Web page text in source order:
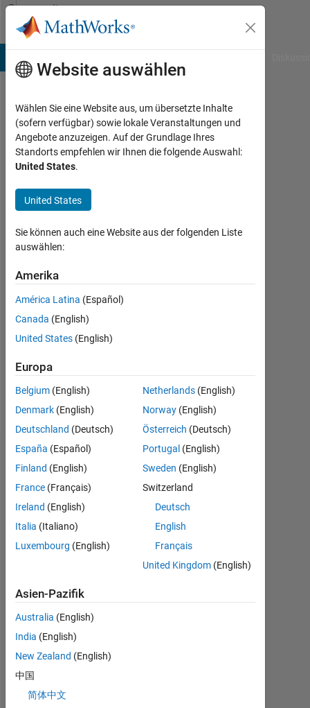
Weiter zum Inhalt
Community
Profile
Mohammed
Shariq
Ayjaz
Last
seen:
5
Jahre
Followers:
Following:
Follow
Dashboard
Feeds
Keine
Website auswählen
Wählen Sie eine Website aus, um übersetzte Inhalte
(sofern verfügbar) sowie lokale Veranstaltungen und
Angebote anzuzeigen. Auf der Grundlage Ihres
Standorts empfehlen wir Ihnen die folgende Auswahl:
United States.
United States
Sie können auch eine Website aus der folgenden Liste
auswählen:
Amerika
América Latina (Español)
Canada (English)
United States (English)
Europa
Belgium (English)
Denmark (English)
Deutschland (Deutsch)
España (Español)
Finland (English)
France (Français)
Ireland (English)
Italia (Italiano)
Luxembourg (English)
Netherlands (English)
Norway (English)
Österreich (Deutsch)
Portugal (English)
Sweden (English)
Switzerland
Deutsch
English
Français
United Kingdom (English)
Asien-Pazifik
Australia (English)
India (English)
New Zealand (English)
中国
简体中文